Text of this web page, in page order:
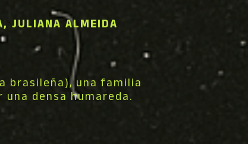
JULIANA ALMEIDA
brasileña), una familia
densa humareda.